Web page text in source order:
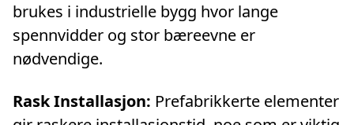
brukes i industrielle bygg hvor lange
spennvidder og stor bæreevne er
nødvendige.
Rask Installasjon: Prefabrikkerte elementer